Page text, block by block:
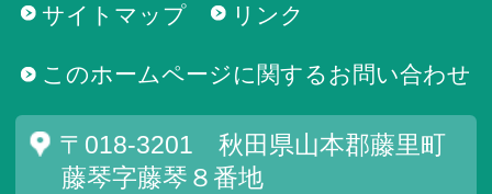
サイトマップ リンク
このホームページに関するお問い合わせ
〒018-3201 秋田県山本郡藤里町
藤琴字藤琴８番地